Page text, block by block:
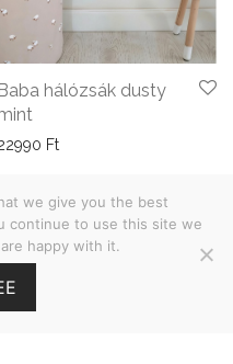
Baba hálózsák dusty
Ft
we give you the best
continue to use this site we
happy with it.